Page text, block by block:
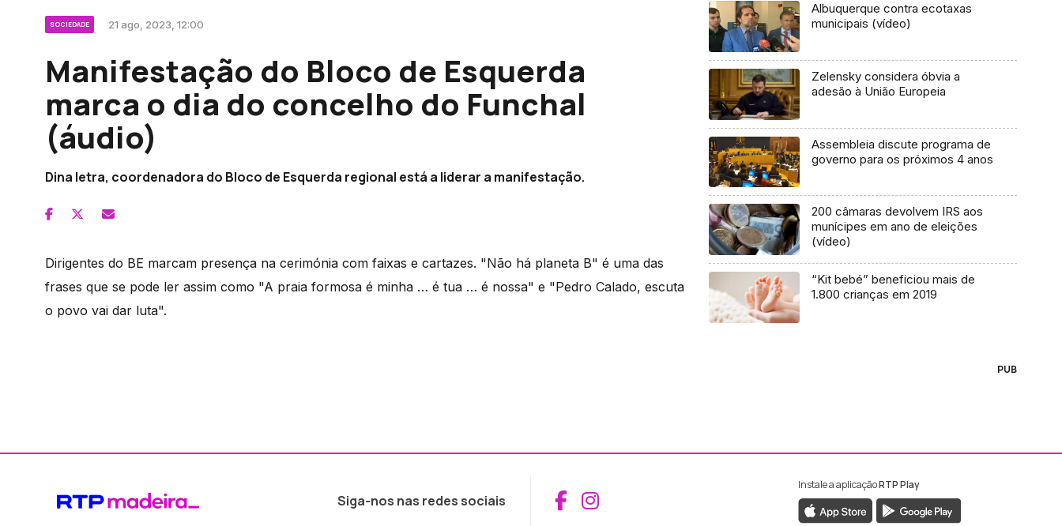
SOCIEDADE 21 ago, 2023, 12:00
Manifestação do Bloco de Esquerda
marca o dia do concelho do Funchal
(áudio)
Dina letra, coordenadora do Bloco de Esquerda regional está a liderar a manifestação.
Dirigentes do BE marcam presença na cerimónia com faixas e cartazes. "Não há planeta B" é uma das
frases que se pode ler assim como "A praia formosa é minha … é tua … é nossa" e "Pedro Calado, escuta
o povo vai dar luta".
Albuquerque contra ecotaxas
municipais (vídeo)
Zelensky considera óbvia a
adesão à União Europeia
Assembleia discute programa de
governo para os próximos 4 anos
200 câmaras devolvem IRS aos
munícipes em ano de eleições
(vídeo)
“Kit bebé” beneficiou mais de
1.800 crianças em 2019
PUB
Siga-nos nas redes sociais Aceder ao Facebook da RTP Madeira
Aceder ao Instagram da RTP Madeira
Instale a aplicaçãoRTP Play